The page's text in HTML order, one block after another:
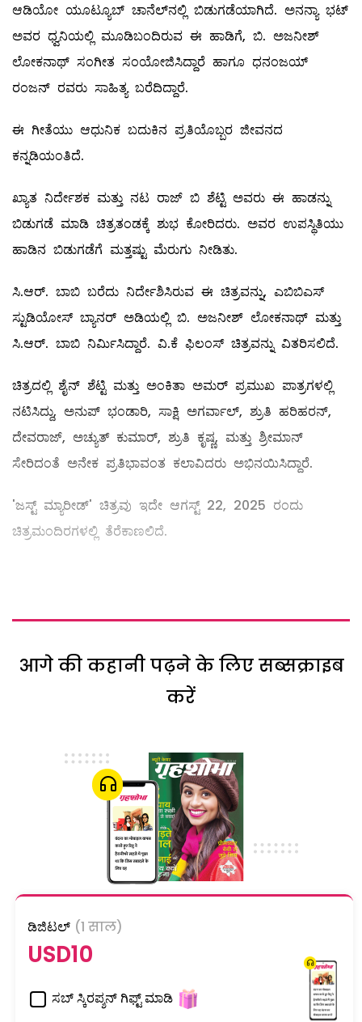
ಆಡಿಯೋ ಯೂಟ್ಯೂಬ್ ಚಾನೆಲ್‌ನಲ್ಲಿ ಬಿಡುಗಡೆಯಾಗಿದೆ. ಅನನ್ಯಾ ಭಟ್
ಅವರ ಧ್ವನಿಯಲ್ಲಿ ಮೂಡಿಬಂದಿರುವ ಈ ಹಾಡಿಗೆ, ಬಿ. ಅಜನೀಶ್
ಲೋಕನಾಥ್ ಸಂಗೀತ ಸಂಯೋಜಿಸಿದ್ದಾರೆ ಹಾಗೂ ಧನಂಜಯ್
ರಂಜನ್ ರವರು ಸಾಹಿತ್ಯ ಬರೆದಿದ್ದಾರೆ.
ಈ ಗೀತೆಯು ಆಧುನಿಕ ಬದುಕಿನ ಪ್ರತಿಯೊಬ್ಬರ ಜೀವನದ
ಕನ್ನಡಿಯಂತಿದೆ.
ಖ್ಯಾತ ನಿರ್ದೇಶಕ ಮತ್ತು ನಟ ರಾಜ್ ಬಿ ಶೆಟ್ಟಿ ಅವರು ಈ ಹಾಡನ್ನು
ಬಿಡುಗಡೆ ಮಾಡಿ ಚಿತ್ರತಂಡಕ್ಕೆ ಶುಭ ಕೋರಿದರು. ಅವರ ಉಪಸ್ಥಿತಿಯು
ಹಾಡಿನ ಬಿಡುಗಡೆಗೆ ಮತ್ತಷ್ಟು ಮೆರುಗು ನೀಡಿತು.
ಸಿ.ಆರ್. ಬಾಬಿ ಬರೆದು ನಿರ್ದೇಶಿಸಿರುವ ಈ ಚಿತ್ರವನ್ನು, ಎಬಿಬಿಎಸ್
ಸ್ಟುಡಿಯೋಸ್ ಬ್ಯಾನರ್ ಅಡಿಯಲ್ಲಿ ಬಿ. ಅಜನೀಶ್ ಲೋಕನಾಥ್ ಮತ್ತು
ಸಿ.ಆರ್. ಬಾಬಿ ನಿರ್ಮಿಸಿದ್ದಾರೆ. ವಿ.ಕೆ ಫಿಲಂಸ್ ಚಿತ್ರವನ್ನು ವಿತರಿಸಲಿದೆ.
ಚಿತ್ರದಲ್ಲಿ ಶೈನ್ ಶೆಟ್ಟಿ ಮತ್ತು ಅಂಕಿತಾ ಅಮರ್ ಪ್ರಮುಖ ಪಾತ್ರಗಳಲ್ಲಿ
ನಟಿಸಿದ್ದು, ಅನುಪ್ ಭಂಡಾರಿ, ಸಾಕ್ಷಿ ಅಗರ್ವಾಲ್, ಶ್ರುತಿ ಹರಿಹರನ್,
ದೇವರಾಜ್, ಅಚ್ಯುತ್ ಕುಮಾರ್, ಶ್ರುತಿ ಕೃಷ್ಣ, ಮತ್ತು ಶ್ರೀಮಾನ್
ಸೇರಿದಂತೆ ಅನೇಕ ಪ್ರತಿಭಾವಂತ ಕಲಾವಿದರು ಅಭಿನಯಿಸಿದ್ದಾರೆ.
'ಜಸ್ಟ್ ಮ್ಯಾರೀಡ್' ಚಿತ್ರವು ಇದೇ ಆಗಸ್ಟ್ 22, 2025 ರಂದು
ಚಿತ್ರಮಂದಿರಗಳಲ್ಲಿ ತೆರೆಕಾಣಲಿದೆ.
आगे की कहानी पढ़ने के लिए सब्सक्राइब
करें
ಡಿಜಿಟಲ್ (1 साल)
USD10
ಸಬ್ ಸ್ಕಿರಪ್ಶನ್ ಗಿಫ್ಟ್ ಮಾಡಿ